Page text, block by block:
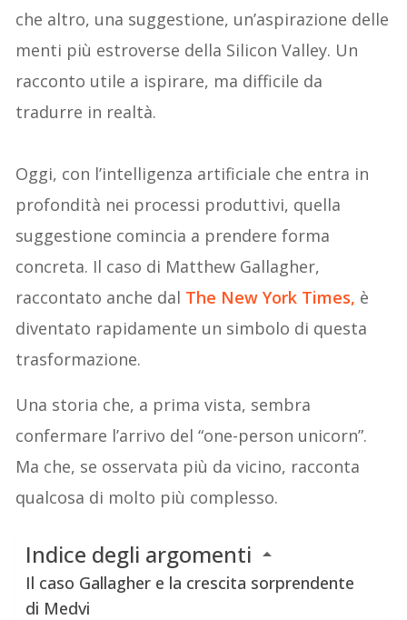
che altro, una suggestione, un’aspirazione delle
menti più estroverse della Silicon Valley. Un
racconto utile a ispirare, ma difficile da
tradurre in realtà.
Oggi, con l’intelligenza artificiale che entra in
profondità nei processi produttivi, quella
suggestione comincia a prendere forma
concreta. Il caso di Matthew Gallagher,
raccontato anche dal The New York Times, è
diventato rapidamente un simbolo di questa
trasformazione.
Una storia che, a prima vista, sembra
confermare l’arrivo del “one-person unicorn”.
Ma che, se osservata più da vicino, racconta
qualcosa di molto più complesso.
Indice degli argomenti
Il caso Gallagher e la crescita sorprendente
di Medvi